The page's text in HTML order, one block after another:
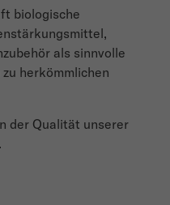
biologische
als sinnvolle
herkömmlichen
der Qualität unserer